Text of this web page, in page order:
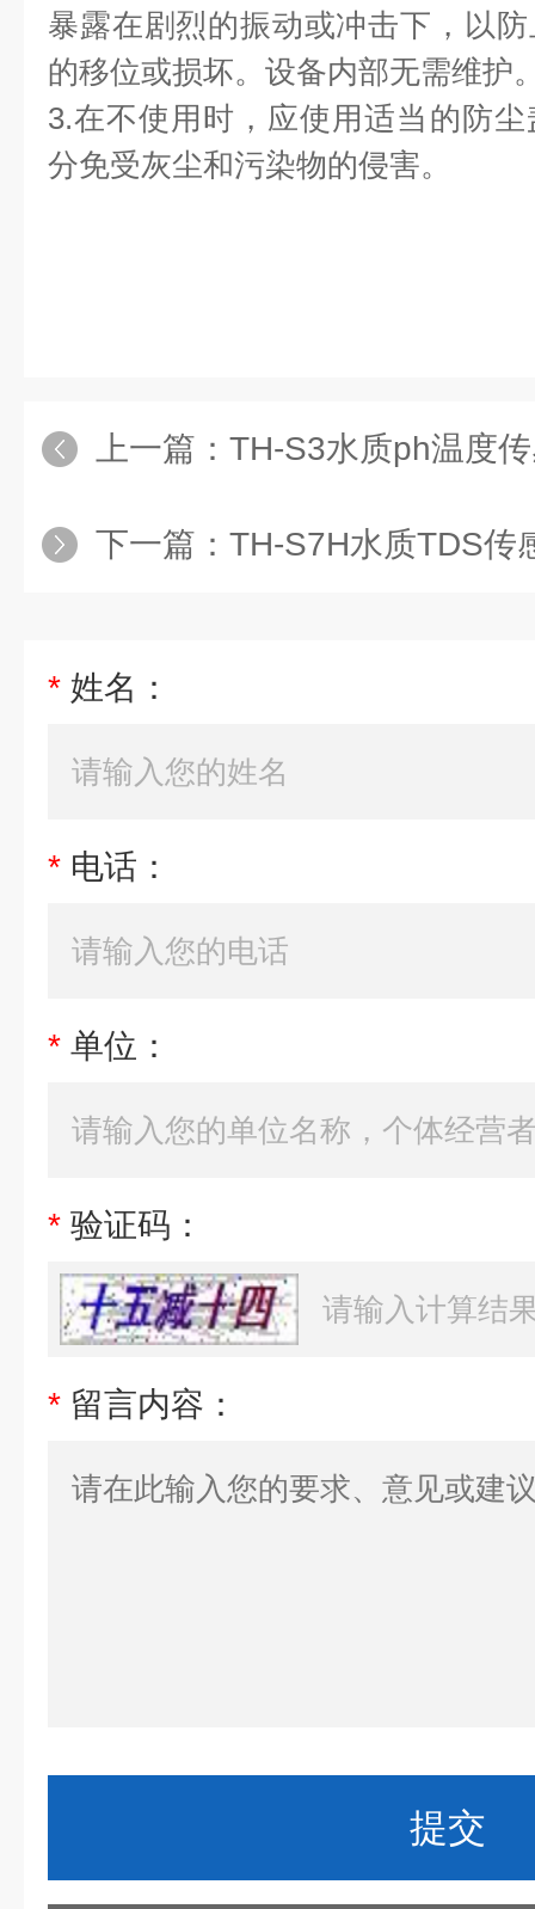
暴露在剧烈的振动或冲击下，以
的移位或损坏。设备内部无需维护
3.在不使用时，应使用适当的防
分免受灰尘和污染物的侵害。
上一篇： TH-S3水质ph温度
下一篇： TH-S7H水质TDS传
* 姓名：
* 电话：
* 单位：
* 验证码：
* 留言内容：